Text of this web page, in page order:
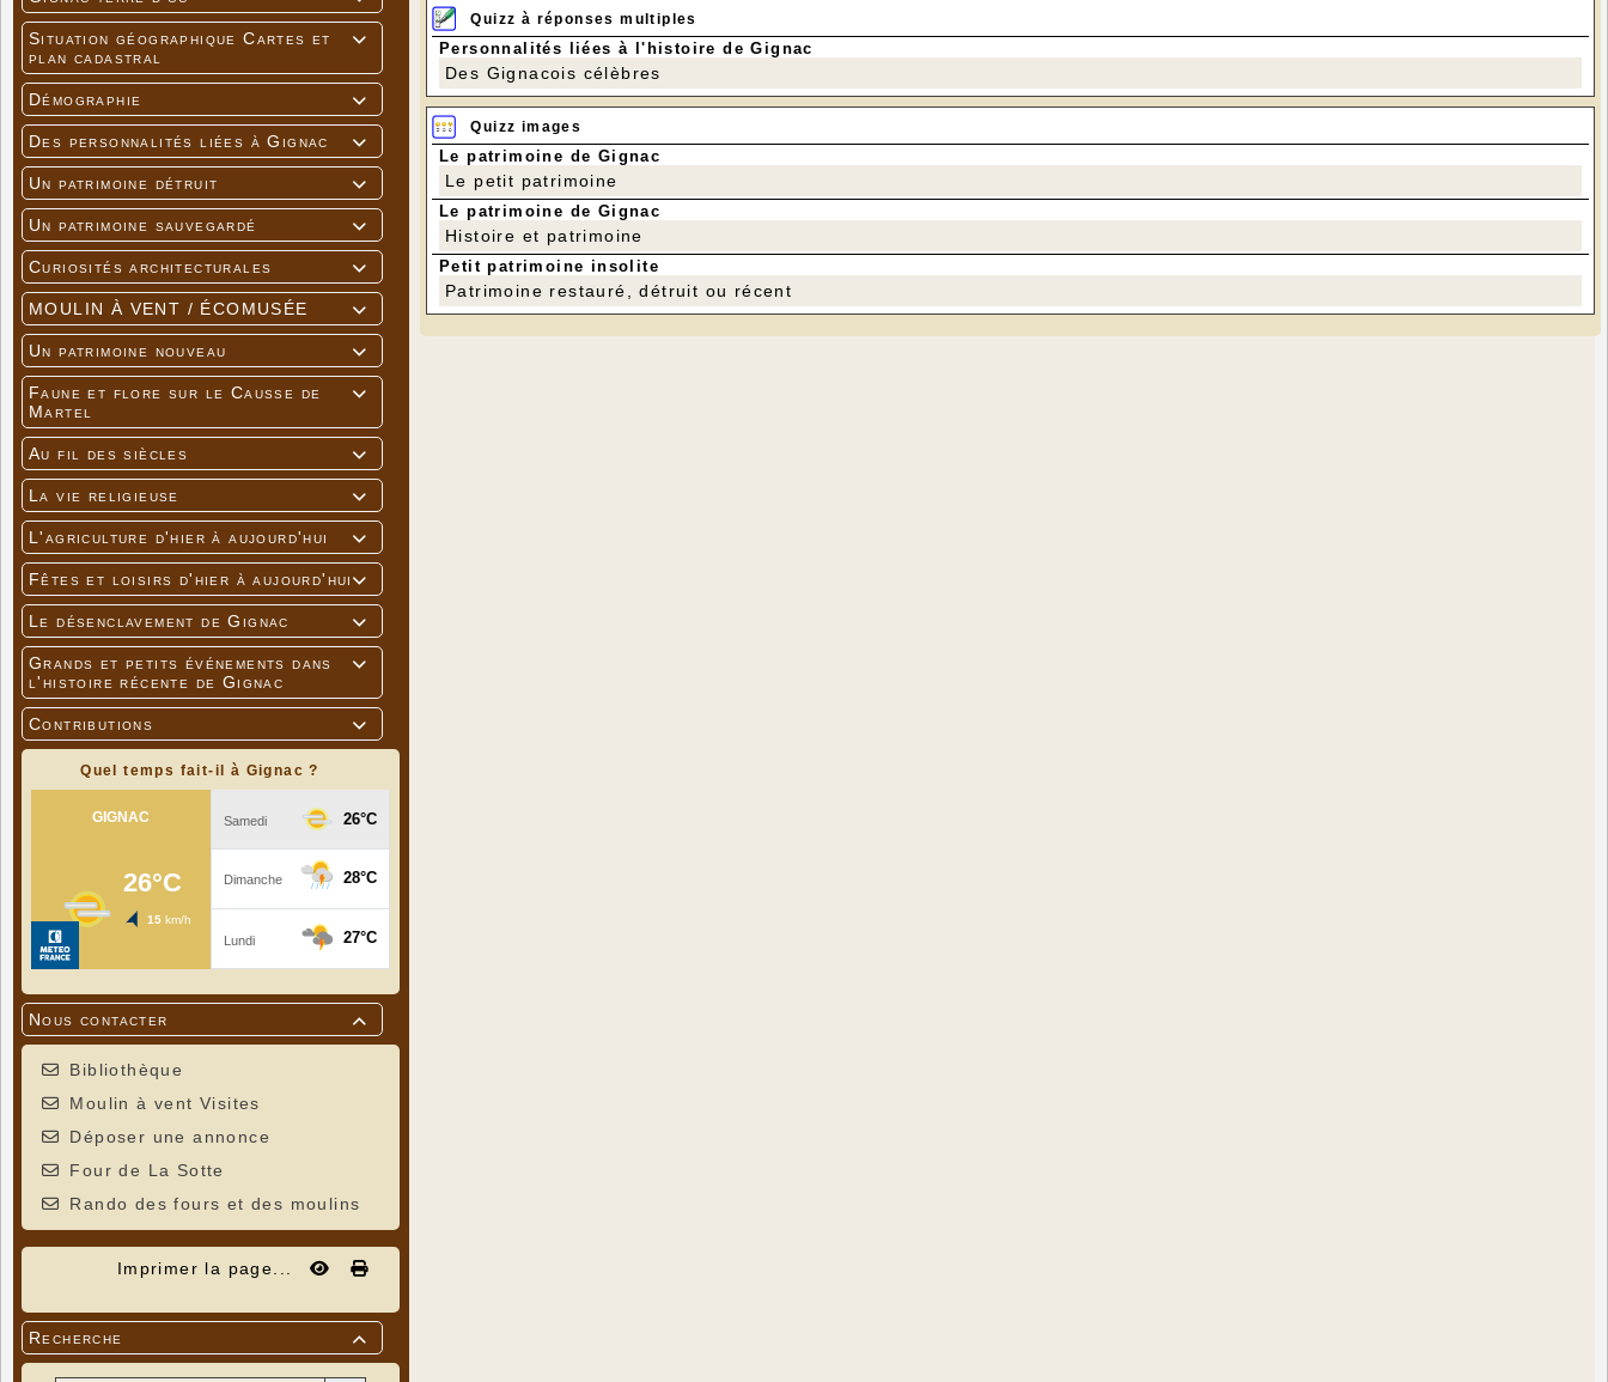

Situation géographique Cartes et
plan cadastral

Démographie

Des personnalités liées à Gignac

Un patrimoine détruit

Un patrimoine sauvegardé

Curiosités architecturales

MOULIN À VENT / ÉCOMUSÉE

Un patrimoine nouveau

Faune et flore sur le Causse de
Martel

Au fil des siècles

La vie religieuse

L'agriculture d'hier à aujourd'hui

Fêtes et loisirs d'hier à aujourd'hui

Le désenclavement de Gignac

Grands et petits événements dans
l'histoire récente de Gignac

Contributions
Quel temps fait-il à Gignac ?

Nous contacter
Bibliothèque
Moulin à vent Visites
Déposer une annonce
Four de La Sotte
Rando des fours et des moulins
Imprimer la page...

Recherche
Quizz à réponses multiples
Personnalités liées à l'histoire de Gignac
Des Gignacois célèbres
Quizz images
Le patrimoine de Gignac
Le petit patrimoine
Le patrimoine de Gignac
Histoire et patrimoine
Petit patrimoine insolite
Patrimoine restauré, détruit ou récent